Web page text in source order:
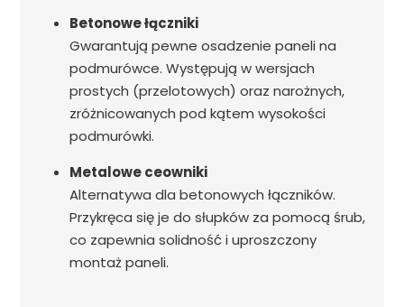
Betonowe łączniki
Gwarantują pewne osadzenie paneli na
podmurówce. Występują w wersjach
prostych (przelotowych) oraz narożnych,
zróżnicowanych pod kątem wysokości
podmurówki.
Metalowe ceowniki
Alternatywa dla betonowych łączników.
Przykręca się je do słupków za pomocą śrub,
co zapewnia solidność i uproszczony
montaż paneli.